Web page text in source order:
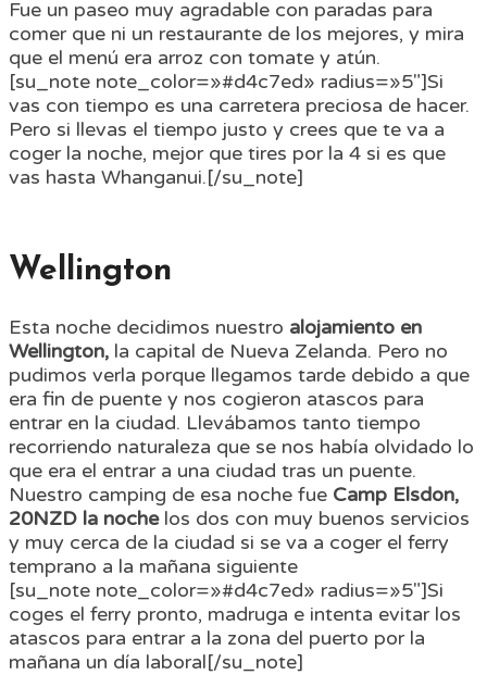
Fue un paseo muy agradable con paradas para
comer que ni un restaurante de los mejores, y mira
que el menú era arroz con tomate y atún.
[su_note note_color=»#d4c7ed» radius=»5″]Si
vas con tiempo es una carretera preciosa de hacer.
Pero si llevas el tiempo justo y crees que te va a
coger la noche, mejor que tires por la 4 si es que
vas hasta Whanganui.[/su_note]
Wellington
Esta noche decidimos nuestro alojamiento en
Wellington, la capital de Nueva Zelanda. Pero no
pudimos verla porque llegamos tarde debido a que
era fin de puente y nos cogieron atascos para
entrar en la ciudad. Llevábamos tanto tiempo
recorriendo naturaleza que se nos había olvidado lo
que era el entrar a una ciudad tras un puente.
Nuestro camping de esa noche fue Camp Elsdon,
20NZD la nochelos dos con muy buenos servicios
y muy cerca de la ciudad si se va a coger el ferry
temprano a la mañana siguiente
[su_note note_color=»#d4c7ed» radius=»5″]Si
coges el ferry pronto, madruga e intenta evitar los
atascos para entrar a la zona del puerto por la
mañana un día laboral[/su_note]